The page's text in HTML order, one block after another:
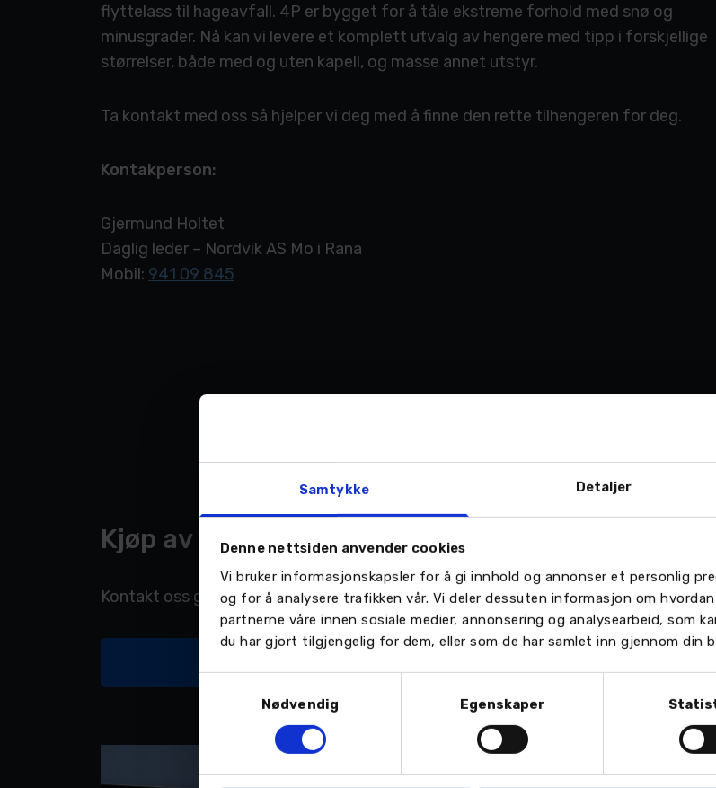
Samtykke Detaljer
Denne nettsiden anvender cookies
Vi bruker informasjonskapsler for å gi innhold og annonser et personlig
og for å analysere trafikken vår. Vi deler dessuten informasjon om
partnerne våre innen sosiale medier, annonsering og analysearbeid, som
du har gjort tilgjengelig for dem, eller som de har samlet inn gjennom din
Nødvendig
Egenskaper
flyttelass til hageavfall. 4P er bygget for å tåle ekstreme forhold med snø og
minusgrader. Nå kan vi levere et komplett utvalg av hengere med tipp i forskjellige
størrelser, både med og uten kapell, og masse annet utstyr.
Ta kontakt med oss så hjelper vi deg med å finne den rette tilhengeren for deg.
Kontakperson:
Gjermund Holtet
Daglig leder – Nordvik AS Mo i Rana
Mobil: 941 09 845
Kjøp av biltilhenger.
Kontakt oss gjerne så hjelper vi deg med å finne den rette tilhengeren for deg.